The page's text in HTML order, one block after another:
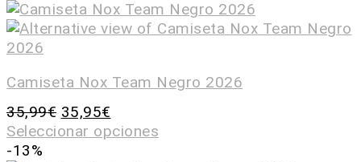
Camiseta Nox Team Negro 2026
35,99€ 35,95€
Seleccionar opciones
-13%